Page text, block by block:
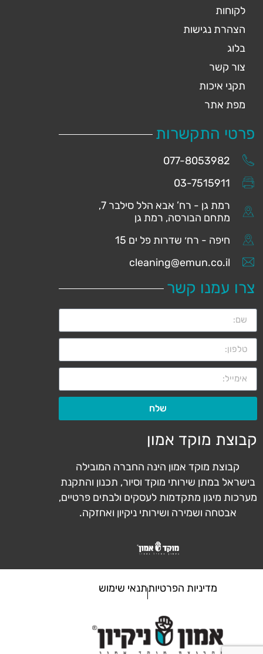
לקוחות
הצהרת נגישות
בלוג
צור קשר
תקני איכות
מפת אתר
פרטי התקשרות
077-8053982
03-7515911
רמת גן - רח’ אבא הלל סילבר 7,
מתחם הבורסה, רמת גן
חיפה - רח׳ שדרות פל ים 15
cleaning@emun.co.il
צרו עמנו קשר
שלח
קבוצת מוקד אמון
קבוצת מוקד אמון הינה החברה המובילה
בישראל במתן שירותי מוקד וסיור, תכנון והתקנת
מערכות מיגון מתקדמות לעסקים ולבתים פרטיים,
אבטחה ושמירה ושירותי ניקיון ואחזקה.
מדיניות הפרטיותתנאי שימוש